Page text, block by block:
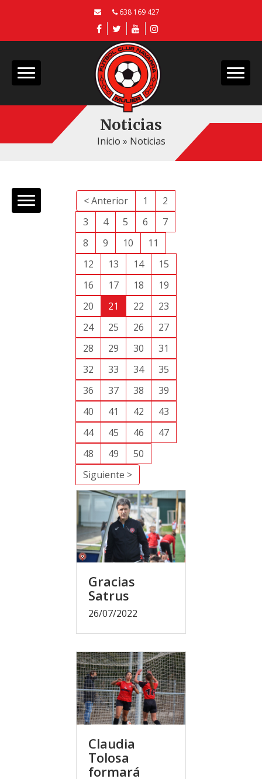
638 169 427
Noticias
Inicio » Noticias
< Anterior 1
2
3
4 5 6
7
8
9 10
11
12
13 14
15
16
17 18
19
20
21 22
23
24
25 26
27
28
29 30
31
32
33 34
35
36
37 38
39
40
41 42
43
44
45 46
47
48
49
50
Siguiente >
Gracias
Satrus
26/07/2022
Claudia
Tolosa
formará